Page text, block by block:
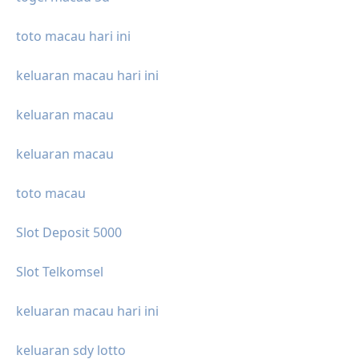
toto macau hari ini
keluaran macau hari ini
keluaran macau
keluaran macau
toto macau
Slot Deposit 5000
Slot Telkomsel
keluaran macau hari ini
keluaran sdy lotto